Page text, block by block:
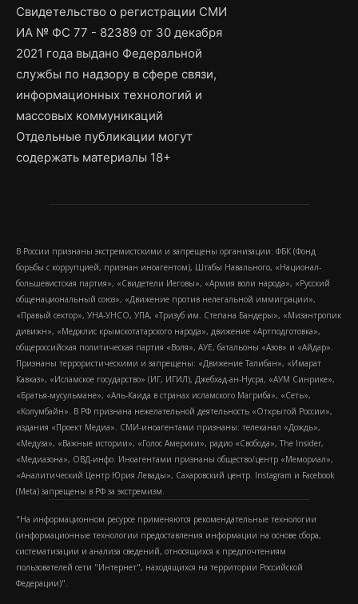
Свидетельство о регистрации СМИ
ИА № ФС 77 - 82389 от 30 декабря
2021 года выдано Федеральной
службы по надзору в сфере связи,
информационных технологий и
массовых коммуникаций
Отдельные публикации могут
содержать материалы 18+
В России признаны экстремистскими и запрещены организации: ФБК (Фонд
борьбы с коррупцией, признан иноагентом), Штабы Навального, «Национал-
большевистская партия», «Свидетели Иеговы», «Армия воли народа», «Русский
общенациональный союз», «Движение против нелегальной иммиграции»,
«Правый сектор», УНА-УНСО, УПА, «Тризуб им. Степана Бандеры», «Мизантропик
дивижн», «Меджлис крымскотатарского народа», движение «Артподготовка»,
общероссийская политическая партия «Воля», АУЕ, батальоны «Азов» и «Айдар».
Признаны террористическими и запрещены: «Движение Талибан», «Имарат
Кавказ», «Исламское государство» (ИГ, ИГИЛ), Джебхад-ан-Нусра, «АУМ Синрике»,
«Братья-мусульмане», «Аль-Каида в странах исламского Магриба», «Сеть»,
«Колумбайн». В РФ признана нежелательной деятельность «Открытой России»,
издания «Проект Медиа». СМИ-иноагентами признаны: телеканал «Дождь»,
«Медуза», «Важные истории», «Голос Америки», радио «Свобода», The Insider,
«Медиазона», ОВД-инфо. Иноагентами признаны общество/центр «Мемориал»,
«Аналитический Центр Юрия Левады», Сахаровский центр. Instagram и Facebook
(Metа) запрещены в РФ за экстремизм.
"На информационном ресурсе применяются рекомендательные технологии
(информационные технологии предоставления информации на основе сбора,
систематизации и анализа сведений, относящихся к предпочтениям
пользователей сети "Интернет", находящихся на территории Российской
Федерации)".